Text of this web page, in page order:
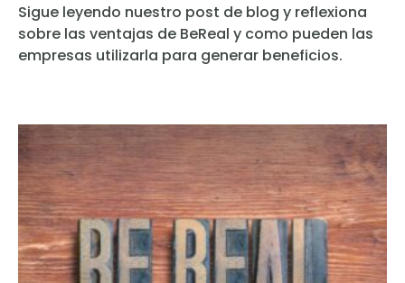
Sigue leyendo nuestro post de blog y reflexiona
sobre las ventajas de BeReal y como pueden las
empresas utilizarla para generar beneficios.